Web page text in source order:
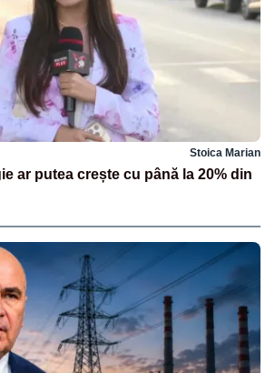
Stoica Marian
ar putea crește cu până la 20% din